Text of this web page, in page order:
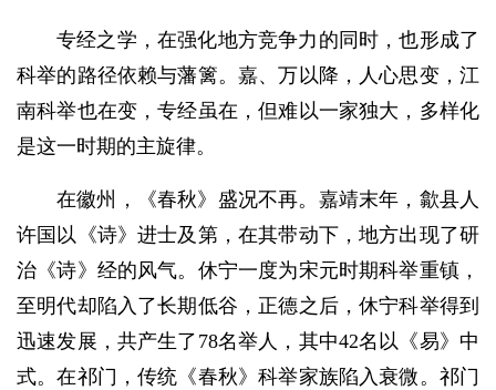
专经之学，在强化地方竞争力的同时，也形成了
科举的路径依赖与藩篱。嘉、万以降，人心思变，江
南科举也在变，专经虽在，但难以一家独大，多样化
是这一时期的主旋律。
在徽州，《春秋》盛况不再。嘉靖末年，歙县人
许国以《诗》进士及第，在其带动下，地方出现了研
治《诗》经的风气。休宁一度为宋元时期科举重镇，
至明代却陷入了长期低谷，正德之后，休宁科举得到
迅速发展，共产生了78名举人，其中42名以《易》中
式。在祁门，传统《春秋》科举家族陷入衰微。祁门